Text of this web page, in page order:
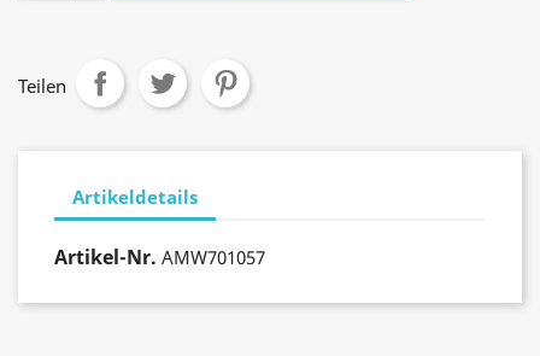
Teilen
Artikeldetails
Artikel-Nr. AMW701057